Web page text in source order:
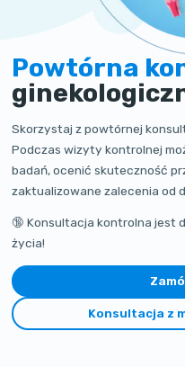
Powtórna
Skorzystaj z powtórnej
Podczas wizyty kontrolnej
badań, ocenić skuteczność
zaktualizowane zalecenia od
🔞 Konsultacja kontrolna jest
życia!
Konsultacja z